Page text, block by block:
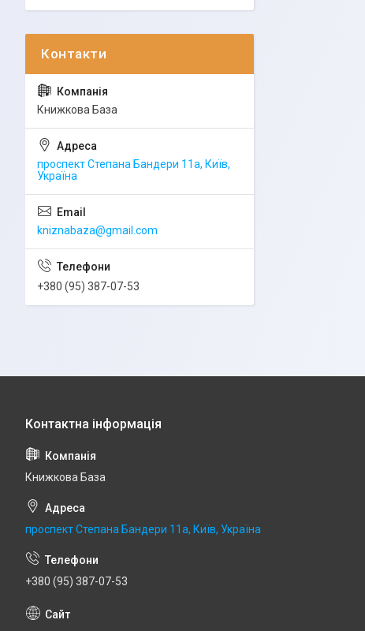
Книжкова База
проспект Степана Бандери 11а, Київ,
Україна
kniznabaza@gmail.com
+380 (95) 387-07-53
Книжкова База
проспект Степана Бандери 11а, Київ, Україна
+380 (95) 387-07-53